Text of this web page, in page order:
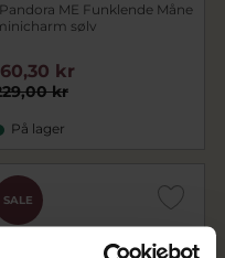
ME Funklende Måne
sølv
kr
kr
På lager
SALE